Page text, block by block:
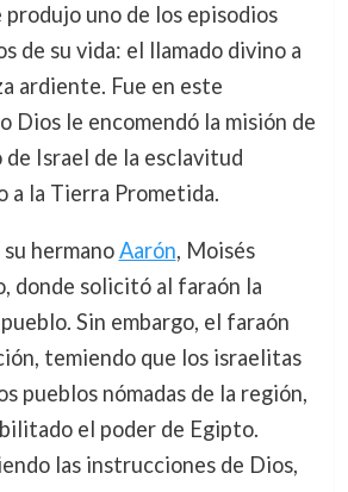
produjo uno de los episodios
de su vida: el llamado divino a
ardiente. Fue en este
Dios le encomendó la misión de
Israel de la esclavitud
a la Tierra Prometida.
hermanoAarón, Moisés
donde solicitó al faraón la
Sin embargo, el faraón
temiendo que los israelitas
pueblos nómadas de la región,
el poder de Egipto.
las instrucciones de Dios,